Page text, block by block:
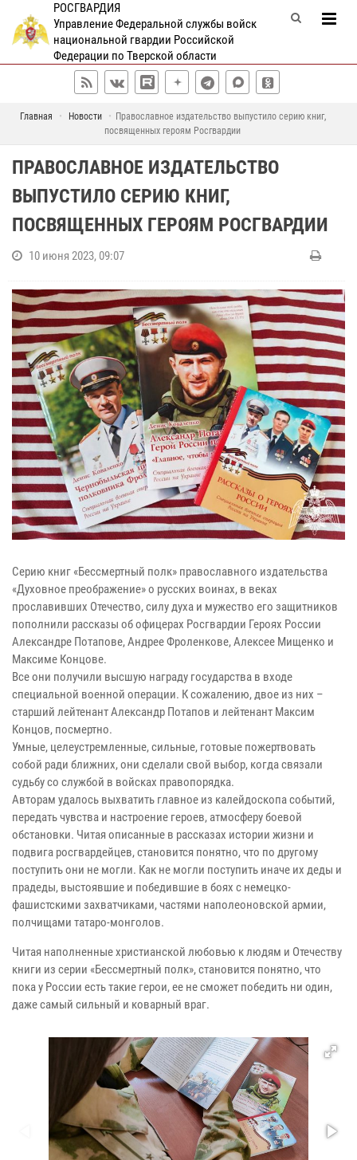
РОСГВАРДИЯ
Управление Федеральной службы войск
национальной гвардии Российской
Федерации по Тверской области
Главная Новости
Православное издательство выпустило серию книг,
посвященных героям Росгвардии
ПРАВОСЛАВНОЕ ИЗДАТЕЛЬСТВО
ВЫПУСТИЛО СЕРИЮ КНИГ,
ПОСВЯЩЕННЫХ ГЕРОЯМ РОСГВАРДИИ
10 июня 2023, 09:07
Серию книг «Бессмертный полк» православного издательства
«Духовное преображение» о русских воинах, в веках
прославивших Отечество, силу духа и мужество его защитников
пополнили рассказы об офицерах Росгвардии Героях России
Александре Потапове, Андрее Фроленкове, Алексее Мищенко и
Максиме Концове.
Все они получили высшую награду государства в входе
специальной военной операции. К сожалению, двое из них –
старший лейтенант Александр Потапов и лейтенант Максим
Концов, посмертно.
Умные, целеустремленные, сильные, готовые пожертвовать
собой ради ближних, они сделали свой выбор, когда связали
судьбу со службой в войсках правопорядка.
Авторам удалось выхватить главное из калейдоскопа событий,
передать чувства и настроение героев, атмосферу боевой
обстановки. Читая описанные в рассказах истории жизни и
подвига росгвардейцев, становится понятно, что по другому
поступить они не могли. Как не могли поступить иначе их деды и
прадеды, выстоявшие и победившие в боях с немецко-
фашистскими захватчиками, частями наполеоновской армии,
полчищами татаро-монголов.
Читая наполненные христианской любовью к людям и Отечеству
книги из серии «Бессмертный полк», становится понятно, что
пока у России есть такие герои, ее не сможет победить ни один,
даже самый сильный и коварный враг.